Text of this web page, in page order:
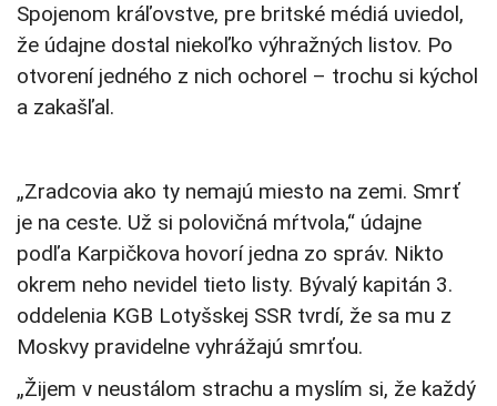
Spojenom kráľovstve, pre britské médiá uviedol,
že údajne dostal niekoľko výhražných listov. Po
otvorení jedného z nich ochorel – trochu si kýchol
a zakašľal.
„Zradcovia ako ty nemajú miesto na zemi. Smrť
je na ceste. Už si polovičná mŕtvola,“ údajne
podľa Karpičkova hovorí jedna zo správ. Nikto
okrem neho nevidel tieto listy. Bývalý kapitán 3.
oddelenia KGB Lotyšskej SSR tvrdí, že sa mu z
Moskvy pravidelne vyhrážajú smrťou.
„Žijem v neustálom strachu a myslím si, že každý